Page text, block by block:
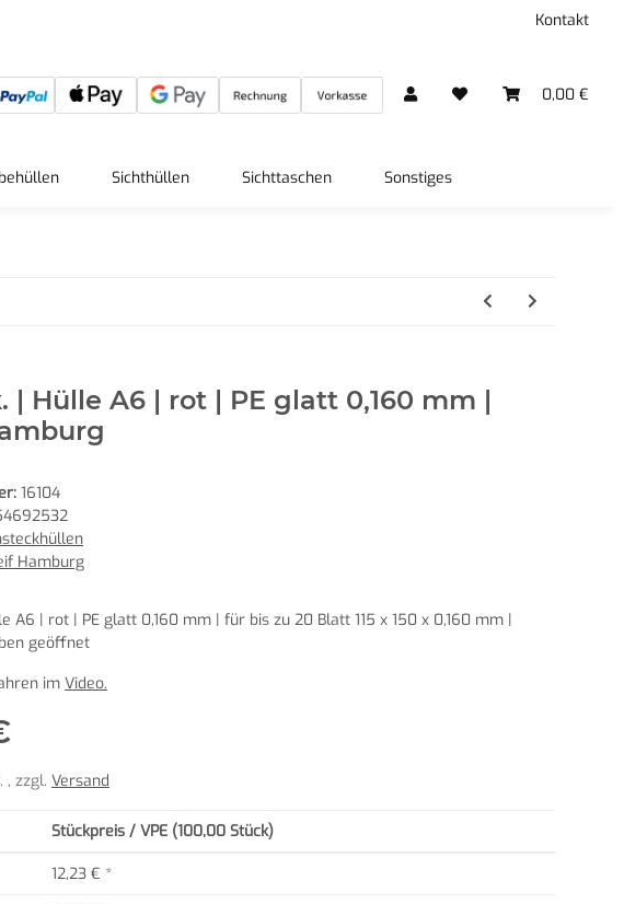
Kontakt
0,00 €
Sichthüllen Sichttaschen Sonstiges
| Hülle A6 | rot | PE glatt 0,160 mm |
16104
Hamburg
A6 | rot | PE glatt 0,160 mm | für bis zu 20 Blatt 115 x 150 x 0,160 mm |
geöffnet
im Video.
, zzgl. Versand
Stückpreis / VPE (100,00 Stück)
12,23 € *